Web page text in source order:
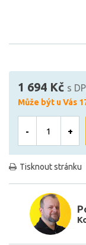
1 694 Kč s
Může být u Vás
- +
Tisknout stránku